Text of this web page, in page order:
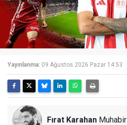
Yayınlanma: 09 Ağustos 2026 Pazar 14:53
Fırat Karahan Muhabir